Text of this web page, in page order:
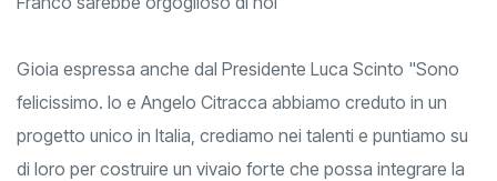
Gioia espressa anche dal Presidente Luca Scinto "Sono
felicissimo. Io e Angelo Citracca abbiamo creduto in un
progetto unico in Italia, crediamo nei talenti e puntiamo su
di loro per costruire un vivaio forte che possa integrare la